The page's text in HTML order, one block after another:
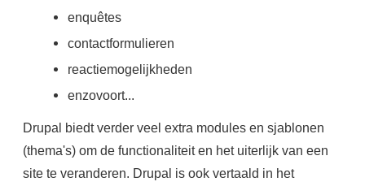
enquêtes
contactformulieren
reactiemogelijkheden
enzovoort...
Drupal biedt verder veel extra modules en sjablonen
(thema's) om de functionaliteit en het uiterlijk van een
site te veranderen. Drupal is ook vertaald in het